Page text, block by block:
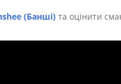
(Банші) та оцінити